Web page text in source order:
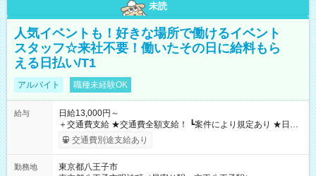
未読
人気イベントも！好きな場所で働けるイベント
スタッフ☆来社不要！働いたその日に給料もら
える日払い/T1
アルバイト 職種未経験OK
給与
日給13,000円～
＋交通費支給 ★交通費全額支給！ ┗案件により規定あり ★日払
いOK！（規定あり） ┗働いたその日に現金GET♪ お仕事後はコ
ンビニATMから 日払い分を引き落とせます！ 【試用期間】試
交通費別途支給あり
勤務地
東京都八王子市